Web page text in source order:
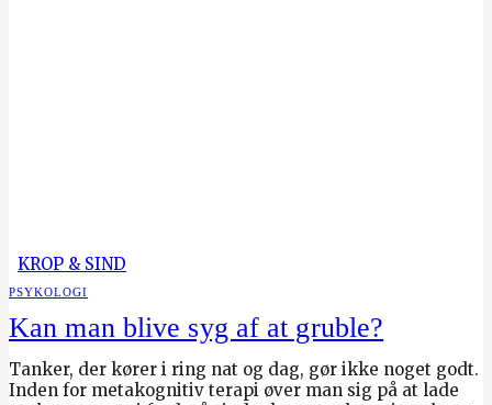
KROP & SIND
PSYKOLOGI
Kan man blive syg af at gruble?
Tanker, der kører i ring nat og dag, gør ikke noget godt.
Inden for metakognitiv terapi øver man sig på at lade